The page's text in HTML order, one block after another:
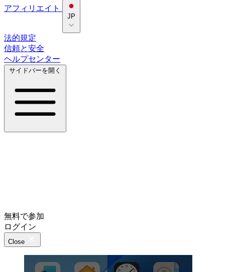
アフィリエイト
JP
法的規定
信頼と安全
ヘルプセンター
サイドバーを開く
無料で参加
ログイン
Close